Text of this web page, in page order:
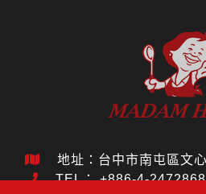
地址：台中市南屯區文
TEL：+886-4-